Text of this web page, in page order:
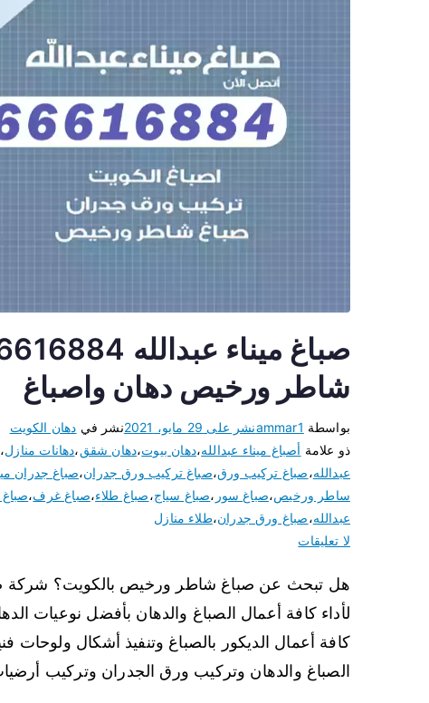
شاطر ورخيص دهان واصباغ
بواسطة ammar1نشر على 29 مايو، 2021 نشر في دهان الكويت
ذو علامة أصباغ ميناء عبدالله،دهان بيوت،دهان شقق،دهانات منازل،
عبدالله،صباغ تركيب ورق،صباغ تركيب ورق جدران،صباغ جدران
ساطر ورخيص،صباغ سور ،صباغ سياج،صباغ طلاء،صباغ غرف،صباغ
عبدالله،صباغ ورق جدران،طلاء منازل
لا تعليقات
هل تبحث عن صباغ شاطر ورخيص بالكويت؟ شركة
لأداء كافة أعمال الصباغ والدهان بأفضل نوعيات
كافة أعمال الديكور بالصباغ وتنفيذ أشكال ولوحات
الصباغ والدهان وتركيب ورق الجدران وتركيب